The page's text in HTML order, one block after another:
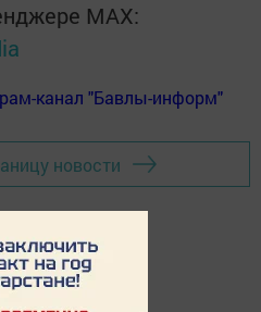
MАХ:
канал "Бавлы-информ"
новости